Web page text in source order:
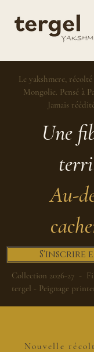
Le yakshmere,
Mongolie. Pensé à
Jamais
Une
Au-
S'inscrire
Collection 2026-27 -
tergel - Peignage
Nouvelle